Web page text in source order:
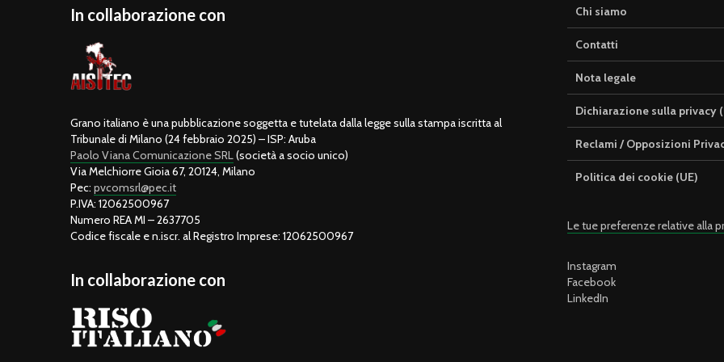
In collaborazione con
Grano italiano è una pubblicazione soggetta e tutelata dalla legge sulla stampa iscritta al
Tribunale di Milano (24 febbraio 2025) – ISP: Aruba
Paolo Viana Comunicazione SRL(società a socio unico)
Via Melchiorre Gioia 67, 20124, Milano
Pec: pvcomsrl@pec.it
P.IVA: 12062500967
Numero REA MI – 2637705
Codice fiscale e n.iscr. al Registro Imprese: 12062500967
In collaborazione con
Chi siamo
Contatti
Nota legale
Dichiarazione sulla privacy
Reclami / Opposizioni
Politica dei cookie (UE)
Le tue preferenze relative alla
Instagram
Facebook
LinkedIn